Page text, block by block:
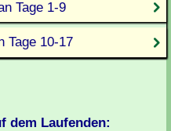
Tage 1-9
Tage 10-17
dem Laufenden: